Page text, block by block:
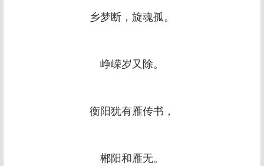
乡梦断，旋魂孤。
峥嵘岁又除。
衡阳犹有雁传书，
郴阳和雁无。